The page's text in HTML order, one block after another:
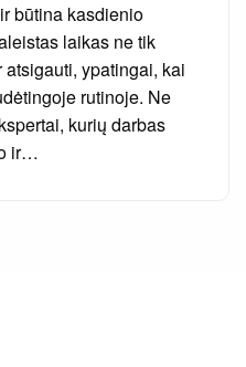
būtina kasdienio
laikas ne tik
ypatingai, kai
rutinoje. Ne
kurių darbas
ir…